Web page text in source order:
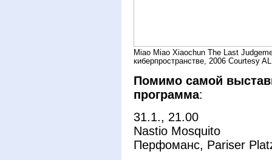
Miao Miao Xiaochun The Last
киберпространстве, 2006 Courtesy
Помимо самой
программа:
31.1., 21.00
Nastio Mosquito
Перфоманс, Pariser